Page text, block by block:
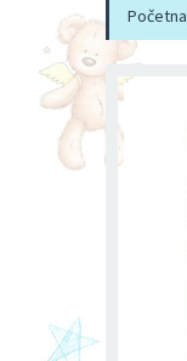
Početna